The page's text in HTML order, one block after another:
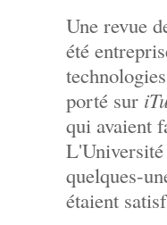
Une revue
été
porté sur
qui avaient
quelques-
étaient